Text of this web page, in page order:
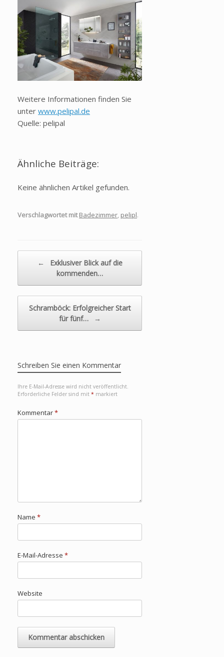
Weitere Informationen finden Sie
unter www.pelipal.de
Quelle: pelipal
Ähnliche Beiträge:
Keine ähnlichen Artikel gefunden.
Verschlagwortet mit Badezimmer, pelipl.
←
Exklusiver Blick auf die
kommenden…
Schramböck: Erfolgreicher Start
für fünf…
→
Schreiben Sie einen Kommentar
Ihre E-Mail-Adresse wird nicht veröffentlicht.
Erforderliche Felder sind mit * markiert
Kommentar*
Name *
E-Mail-Adresse *
Website